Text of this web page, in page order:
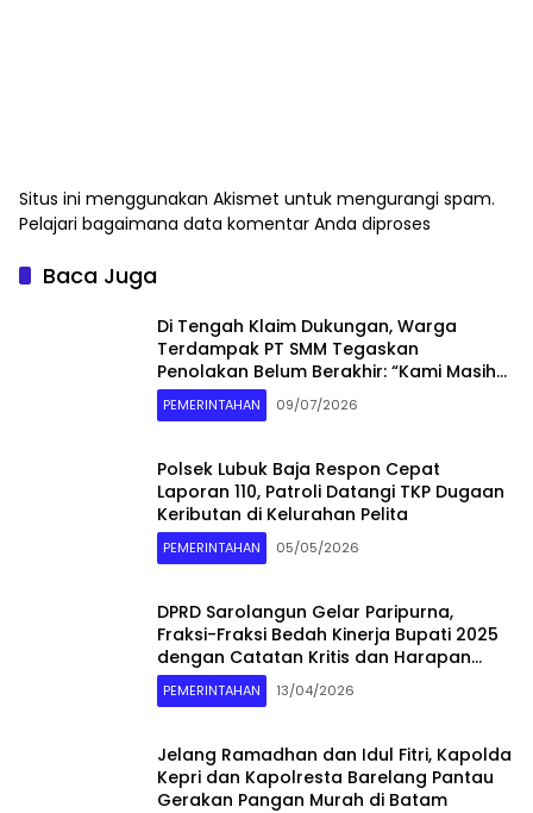
Situs ini menggunakan Akismet untuk mengurangi spam.
Pelajari bagaimana data komentar Anda diproses
Baca Juga
Di Tengah Klaim Dukungan, Warga
Terdampak PT SMM Tegaskan
Penolakan Belum Berakhir: “Kami Masih
Merasakan Dampaknya”
PEMERINTAHAN 09/07/2026
Polsek Lubuk Baja Respon Cepat
Laporan 110, Patroli Datangi TKP Dugaan
Keributan di Kelurahan Pelita
PEMERINTAHAN 05/05/2026
DPRD Sarolangun Gelar Paripurna,
Fraksi-Fraksi Bedah Kinerja Bupati 2025
dengan Catatan Kritis dan Harapan
Baru
PEMERINTAHAN 13/04/2026
Jelang Ramadhan dan Idul Fitri, Kapolda
Kepri dan Kapolresta Barelang Pantau
Gerakan Pangan Murah di Batam